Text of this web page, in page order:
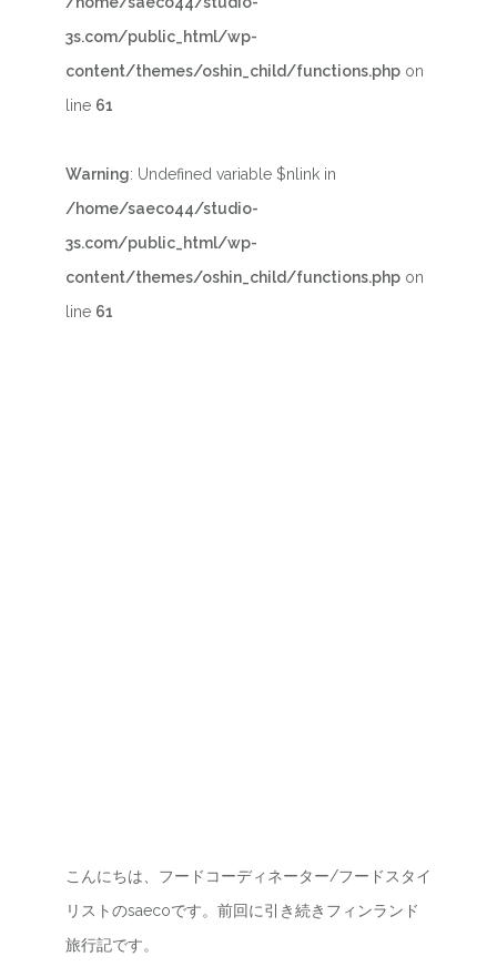
3s.com/public_html/wp-
content/themes/oshin_child/functions.php on
line 61
Warning: Undefined variable $nlink in
/home/saeco44/studio-
3s.com/public_html/wp-
content/themes/oshin_child/functions.php on
line 61
こんにちは、フードコーディネーター/フードスタイ
リストのsaecoです。前回に引き続きフィンランド
旅行記です。